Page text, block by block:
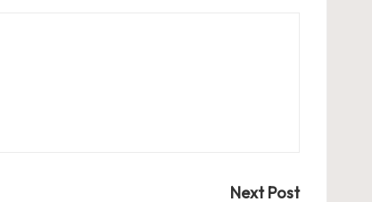
Next Post